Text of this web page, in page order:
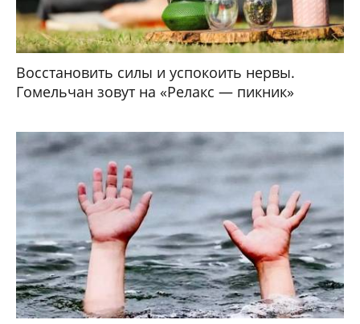
Восстановить силы и успокоить нервы.
Гомельчан зовут на «Релакс — пикник»